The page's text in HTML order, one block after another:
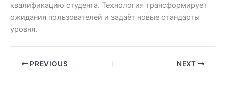
квалификацию студента. Технология трансформирует
ожидания пользователей и задаёт новые стандарты
уровня.
PREVIOUS NEXT